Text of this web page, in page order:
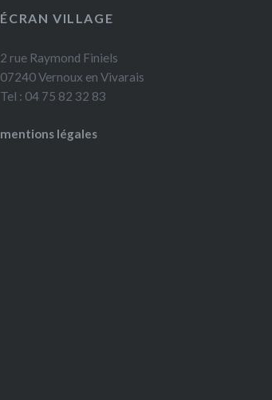
ÉCRAN VILLAGE
2 rue Raymond Finiels
07240 Vernoux en Vivarais
Tel : 04 75 82 32 83
mentions légales